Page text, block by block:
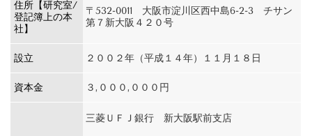
住所【研究室/
登記簿上の本
社】
〒532-0011 大阪市淀川区西中島6-2-3 チサン
第７新大阪４２０号
設立 ２００２年（平成１４年）１１月１８日
資本金 ３,０００,０００円
三菱ＵＦＪ銀行 新大阪駅前支店